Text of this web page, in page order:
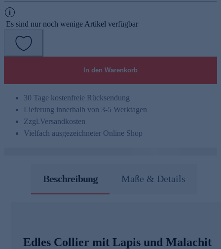
Es sind nur noch wenige Artikel verfügbar
In den Warenkorb
30 Tage kostenfreie Rücksendung
Lieferung innerhalb von 3-5 Werktagen
Zzgl.Versandkosten
Vielfach ausgezeichneter Online Shop
Beschreibung Maße & Details
Edles Collier mit Lapis und Malachit